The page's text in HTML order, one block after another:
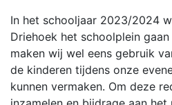
In het schooljaar 2023/2024
Driehoek het schoolplein
maken wij wel eens gebruik
de kinderen tijdens onze
kunnen vermaken. Om deze